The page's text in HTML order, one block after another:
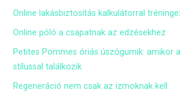
Online lakásbiztosítás kalkulátorral
Online póló a csapatnak az edzésekhez
Petites Pommes óriás úszógumik: amikor
stílussal találkozik
Regeneráció nem csak az izmoknak kell